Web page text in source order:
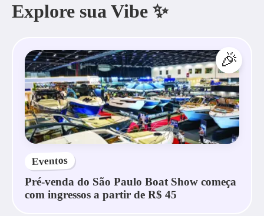
Explore sua Vibe ✨
🎉
Eventos
Pré-venda do São Paulo Boat Show começa
com ingressos a partir de R$ 45